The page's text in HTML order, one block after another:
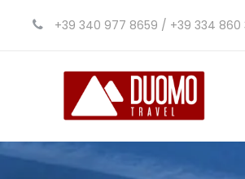
+39 340 977 8659 / +39 334 860